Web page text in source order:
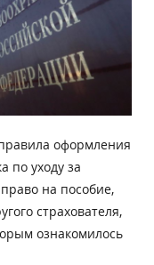
оформления
по уходу за
на пособие,
страхователя,
ознакомилось